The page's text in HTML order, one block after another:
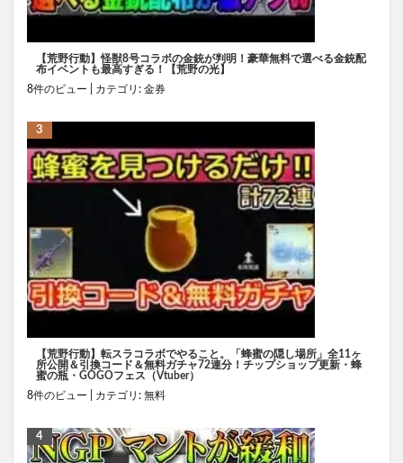
【荒野行動】怪獣8号コラボの金銃が判明！豪華無料で選べる金銃配
布イベントも最高すぎる！【荒野の光】
8件のビュー
カテゴリ: 金券
【荒野行動】転スラコラボでやること。「蜂蜜の隠し場所」全11ヶ
所公開＆引換コード＆無料ガチャ72連分！チップショップ更新・蜂
蜜の瓶・GOGOフェス（Vtuber）
8件のビュー
カテゴリ: 無料